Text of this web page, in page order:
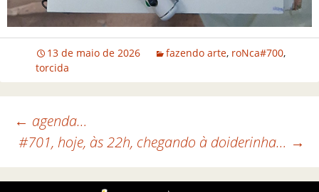
13 de maio de 2026 fazendo arte, roNca#700,
torcida
Navegação de posts
← agenda…
#701, hoje, às 22h, chegando à doiderinha… →